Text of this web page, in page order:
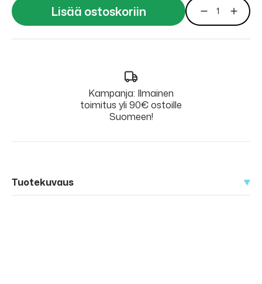
Lisää ostoskoriin
Kampanja: Ilmainen
toimitus yli 90€ ostoille
Suomeen!
Tuotekuvaus